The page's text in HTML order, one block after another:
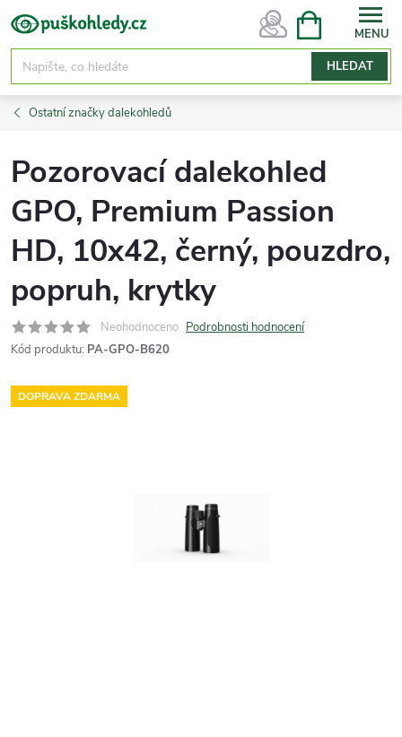
Přejít
na
obsah
HLEDAT
NÁKUPNÍ
Ostatní značky dalekohledů
Pozorovací dalekohled
GPO, Premium Passion
HD, 10x42, černý, pouzdro,
popruh, krytky
Neohodnoceno Podrobnosti hodnocení
Kód produktu: PA-GPO-B620
DOPRAVA ZDARMA